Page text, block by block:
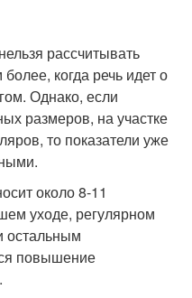
рассчитывать
когда речь идет о
Однако, если
размеров, на участке
то показатели уже
около 8-11
уходе, регулярном
остальным
повышение